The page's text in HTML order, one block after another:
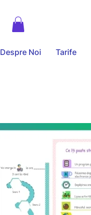
Despre Noi Tarife